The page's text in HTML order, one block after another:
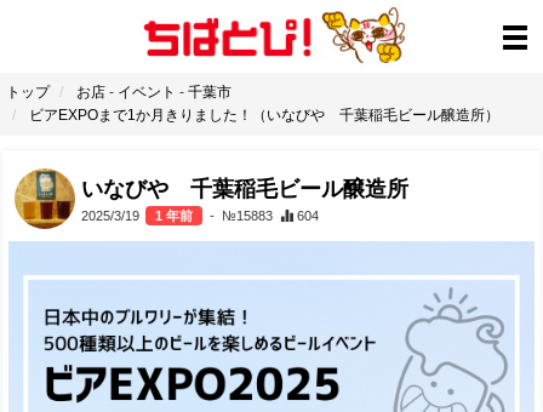
トップ お店 - イベント - 千葉市
ビアEXPOまで1か月きりました！（いなびや 千葉稲毛ビール醸造所）
いなびや 千葉稲毛ビール醸造所
2025/3/19 1 年前 - №15883 604